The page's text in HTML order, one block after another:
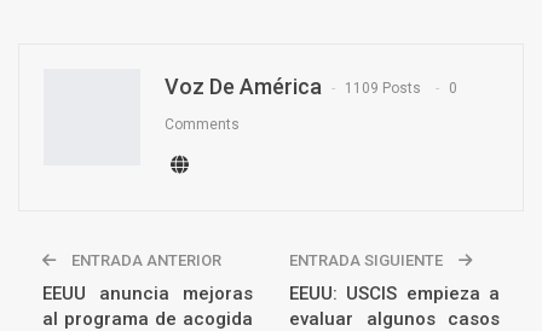
Voz De América 1109 Posts 0
Comments
ENTRADA ANTERIOR
EEUU anuncia mejoras
al programa de acogida
ENTRADA SIGUIENTE
EEUU: USCIS empieza a
evaluar algunos casos